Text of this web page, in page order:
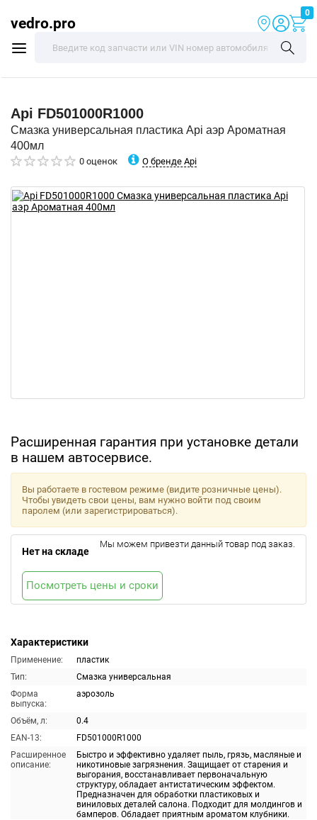
vedro.pro
0
Api FD501000R1000
Смазка универсальная пластика Api аэр Ароматная
400мл
0 оценок О бренде Api
Расширенная гарантия при установке детали
в нашем автосервисе.
Характеристики
Применение:
пластик
Тип:
Смазка универсальная
Форма
выпуска:
аэрозоль
Объём, л:
0.4
EAN-13:
FD501000R1000
Расширенное
описание:
Быстро и эффективно удаляет пыль, грязь, масляные и
никотиновые загрязнения. Защищает от старения и
выгорания, восстанавливает первоначальную
структуру, обладает антистатическим эффектом.
Предназначен для обработки пластиковых и
виниловых деталей салона. Подходит для молдингов и
бамперов. Обладает приятным ароматом клубники.
Вы работаете в гостевом режиме (видите розничные цены).
Чтобы увидеть свои цены, вам нужно войти под своим
паролем (или зарегистрироваться).
Нет на складе
Мы можем привезти данный товар под заказ.
Посмотреть цены и сроки